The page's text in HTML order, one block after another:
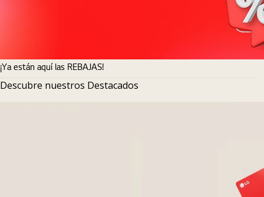
¡Ya están aquí las REBAJAS!
Descubre nuestros Destacados